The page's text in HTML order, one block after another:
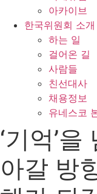
아카이브
한국위원회 소개
하는 일
걸어온 길
사람들
친선대사
채용정보
유네스코
‘기억’
아갈 방